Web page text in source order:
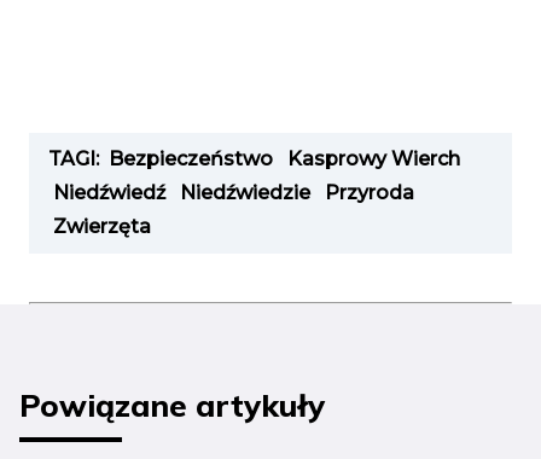
TAGI: Bezpieczeństwo
Kasprowy Wierch
Niedźwiedź
Niedźwiedzie
Przyroda
Zwierzęta
Powiązane artykuły